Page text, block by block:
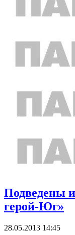
Подведены
герой-Юг»
28.05.2013 14:45